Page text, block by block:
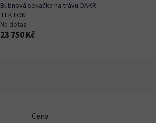
Bubnová sekačka na trávu DAKR
TEKTON
Na dotaz
23 750 Kč
Cena